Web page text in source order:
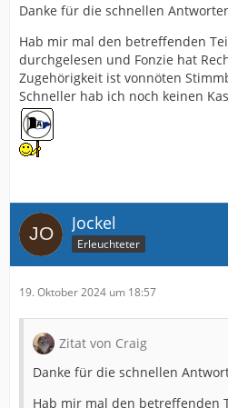
Danke für die schnellen
Hab mir mal den betreffenden
durchgelesen und Fonzie hat
Zugehörigkeit ist vonnöten
Schneller hab ich noch keinen
Jockel
Erleuchteter
19. Oktober 2024 um 18:57
Zitat von Craig
Danke für die schnellen
Hab mir mal den betreffenden